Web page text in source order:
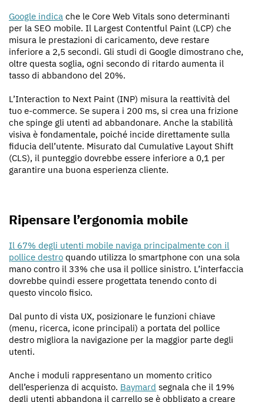
Google indica che le Core Web Vitals sono determinanti
per la SEO mobile. Il Largest Contentful Paint (LCP) che
misura le prestazioni di caricamento, deve restare
inferiore a 2,5 secondi. Gli studi di Google dimostrano che,
oltre questa soglia, ogni secondo di ritardo aumenta il
tasso di abbandono del 20%.
L’Interaction to Next Paint (INP) misura la reattività del
tuo e-commerce. Se supera i 200 ms, si crea una frizione
che spinge gli utenti ad abbandonare. Anche la stabilità
visiva è fondamentale, poiché incide direttamente sulla
fiducia dell’utente. Misurato dal Cumulative Layout Shift
(CLS), il punteggio dovrebbe essere inferiore a 0,1 per
garantire una buona esperienza cliente.
Ripensare l’ergonomia mobile
Il 67% degli utenti mobile naviga principalmente con il
pollice destro quando utilizza lo smartphone con una sola
mano contro il 33% che usa il pollice sinistro. L’interfaccia
dovrebbe quindi essere progettata tenendo conto di
questo vincolo fisico.
Dal punto di vista UX, posizionare le funzioni chiave
(menu, ricerca, icone principali) a portata del pollice
destro migliora la navigazione per la maggior parte degli
utenti.
Anche i moduli rappresentano un momento critico
dell’esperienza di acquisto. Baymard segnala che il 19%
degli utenti abbandona il carrello se è obbligato a creare